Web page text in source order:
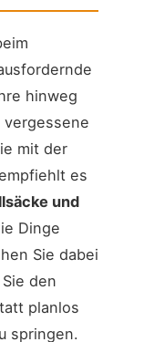
hinweg
vergessene
mit der
es
und
Dinge
Sie dabei
den
planlos
springen.